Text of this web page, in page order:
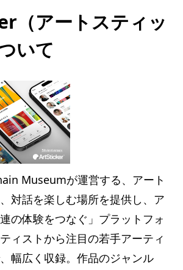
（アートスティッ
いて
Museumが運営する、アート
対話を楽しむ場所を提供し、ア
の体験をつなぐ」プラットフォ
ィストから注目の若手アーティ
幅広く収録。作品のジャンル